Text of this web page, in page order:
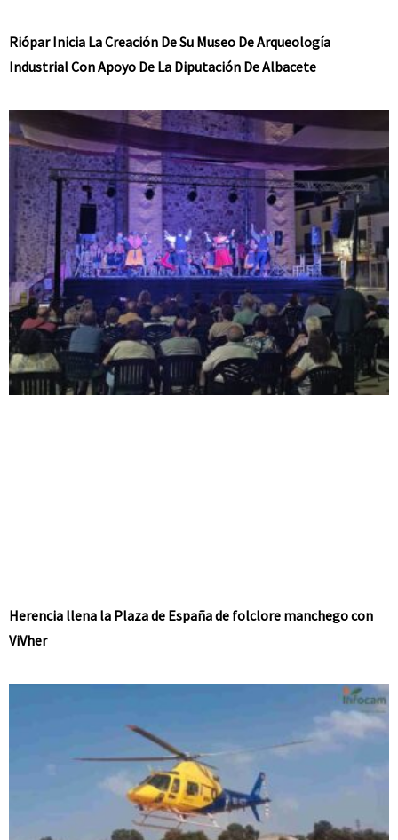
Riópar Inicia La Creación De Su Museo De Arqueología
Industrial Con Apoyo De La Diputación De Albacete
Herencia llena la Plaza de España de folclore manchego con
ViVher